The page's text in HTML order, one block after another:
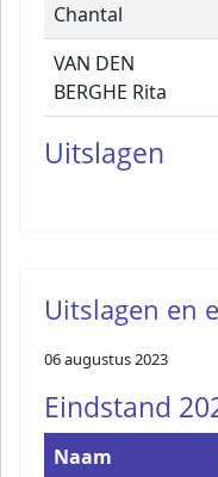
Chantal
VAN DEN
BERGHE Rita
Uitslagen
Uitslagen en
06 augustus 2023
Eindstand
Naam